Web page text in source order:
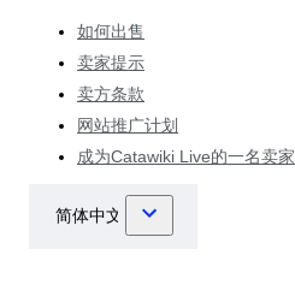
如何出售
卖家提示
卖方条款
网站推广计划
成为Catawiki Live的一名卖家